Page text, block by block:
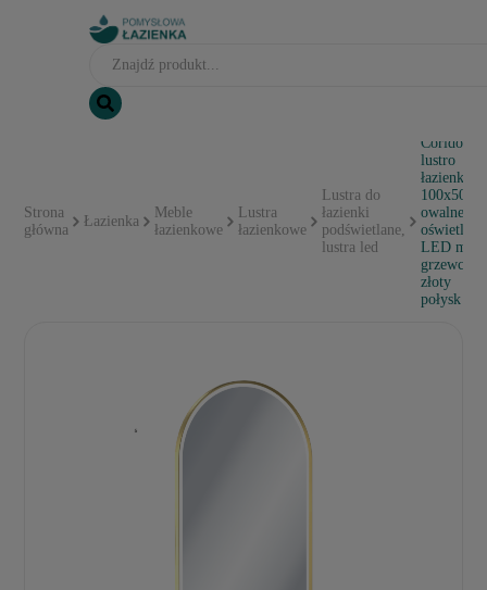
Strona
główna
Łazienka
Meble
łazienkowe
Lustra
łazienkowe
Lustra do
łazienki
podświetlane,
lustra led
Corido
lustro
100x50
owalne,
LED mata
grzewcza,
złoty
połysk